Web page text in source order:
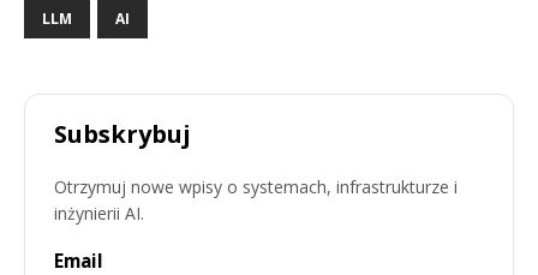
LLM AI
Subskrybuj
Otrzymuj nowe wpisy o systemach, infrastrukturze i
inżynierii AI.
Email